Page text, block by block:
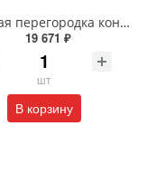
Душевая перегородка коннектор стена-стекло MaybahGlass MGD-271-3 195x79 см стекло графит матовое
19 671 ₽
шт
В корзину